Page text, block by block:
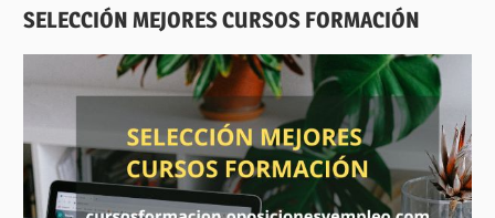
SELECCIÓN MEJORES CURSOS FORMACIÓN